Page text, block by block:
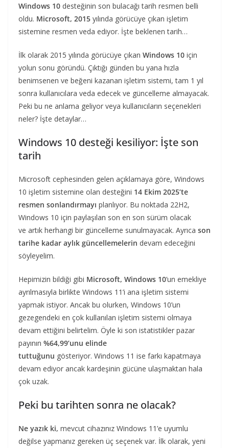
Windows 10 desteğinin son bulacağı tarih resmen belli
oldu. Microsoft, 2015 yılında görücüye çıkan işletim
sistemine resmen veda ediyor. İşte beklenen tarih…
İlk olarak 2015 yılında görücüye çıkan Windows 10 için
yolun sonu göründü. Çıktığı günden bu yana hızla
benimsenen ve beğeni kazanan işletim sistemi, tam 1 yıl
sonra kullanıcılara veda edecek ve güncelleme almayacak.
Peki bu ne anlama geliyor veya kullanıcıların seçenekleri
neler? İşte detaylar…
Windows 10 desteği kesiliyor: İşte son
tarih
Microsoft cephesinden gelen açıklamaya göre, Windows
10 işletim sistemine olan desteğini 14 Ekim 2025’te
resmen sonlandırmayı planlıyor. Bu noktada 22H2,
Windows 10 için paylaşılan son en son sürüm olacak
ve artık herhangi bir güncelleme sunulmayacak. Ayrıca son
tarihe kadar aylık güncellemelerin devam edeceğini
söyleyelim.
Hepimizin bildiği gibi Microsoft, Windows 10’un emekliye
ayrılmasıyla birlikte Windows 11’i ana işletim sistemi
yapmak istiyor. Ancak bu olurken, Windows 10’un
gezegendeki en çok kullanılan işletim sistemi olmaya
devam ettiğini belirtelim. Öyle ki son istatistikler pazar
payının %64,99’unu elinde
tuttuğunu gösteriyor. Windows 11 ise farkı kapatmaya
devam ediyor ancak kardeşinin gücüne ulaşmaktan hala
çok uzak.
Peki bu tarihten sonra ne olacak?
Ne yazık ki, mevcut cihazınız Windows 11’e uyumlu
değilse yapmanız gereken üç seçenek var. İlk olarak, yeni